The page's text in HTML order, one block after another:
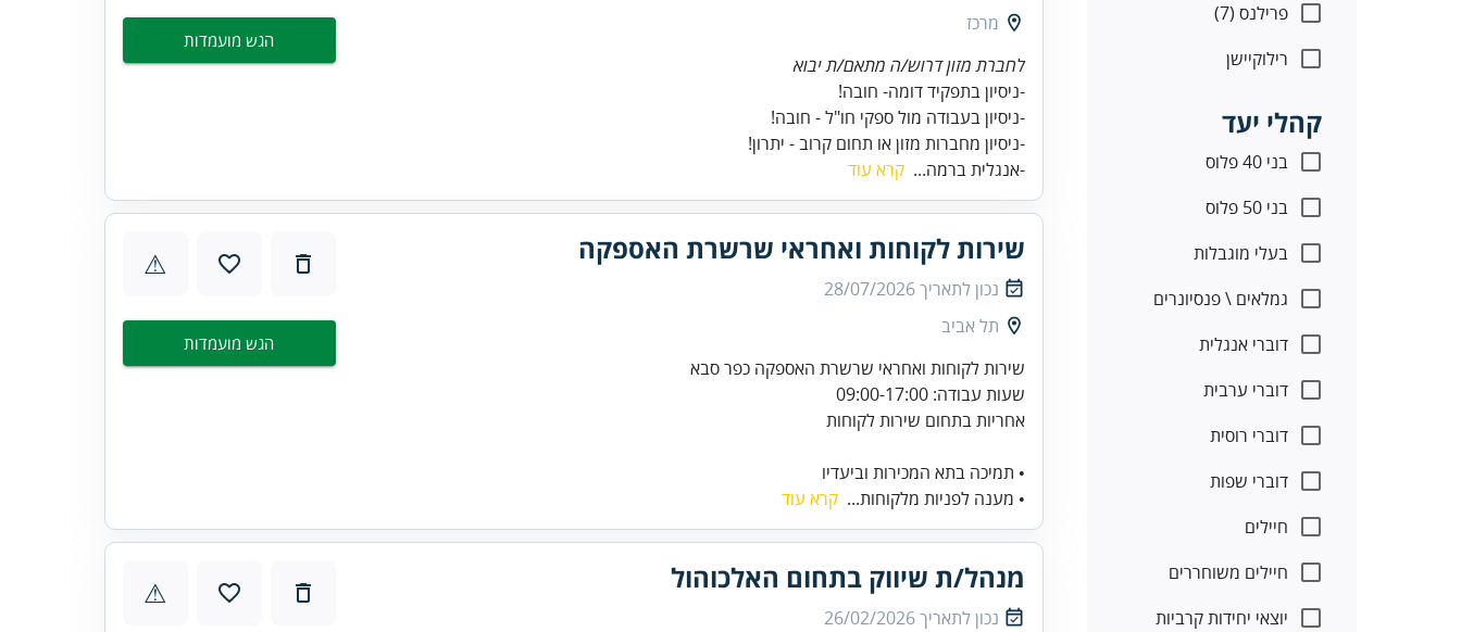
פרילנס (7)
רילוקיישן
קהלי יעד
בני 40 פלוס
בני 50 פלוס
בעלי מוגבלות
גמלאים \ פנסיונרים
דוברי אנגלית
דוברי ערבית
דוברי רוסית
דוברי שפות
חיילים
חיילים משוחררים
יוצאי יחידות קרביות
מרכז
לחברת מזון דרוש/ה מתאם/ת יבוא
-ניסיון מחברות מזון או תחום קרוב - יתרון!
-אנגלית ברמה... קרא עוד
הגש מועמדות
שירות לקוחות ואחראי שרשרת האספקה
נכון לתאריך28/07/2026
תל אביב
שירות לקוחות ואחראי שרשרת האספקה כפר סבא
שעות עבודה: 09:00-17:00
אחריות בתחום שירות לקוחות
• תמיכה בתא המכירות וביעדיו
• מענה לפניות מלקוחות... קרא עוד
⚠
הגש מועמדות
מנהל/ת שיווק בתחום האלכוהול
נכון לתאריך26/02/2026
⚠